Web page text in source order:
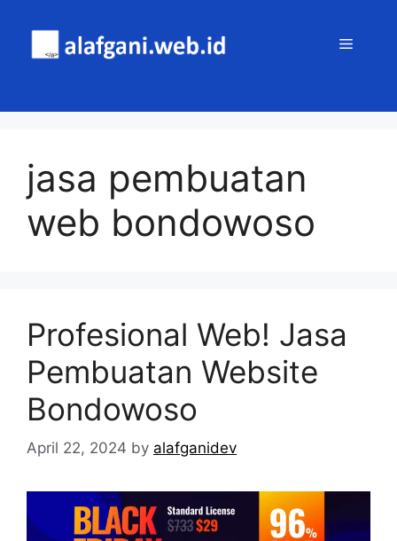
content
MENU
jasa pembuatan
web bondowoso
Profesional Web! Jasa
Pembuatan Website
Bondowoso
April 22, 2024 by alafganidev